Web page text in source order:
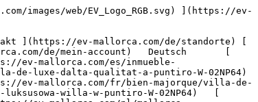
](https://ev-mallorca.com/de/gewerbeimmobilien?type%5B0%5D=14) 

 [ Neubauprojekt ](https://ev-mallorca.com/de/mallorca-neubauprojekt) 

 [ Über uns ](https://ev-mallorca.com/de/ueber-uns) 

 [ Über Mallorca ](https://ev-mallorca.com/de/ueber-mallorca) 

 [ Immobilie verkaufen ](https://ev-mallorca.com/de/immobilie-auf-mallorca-verkaufen) 

 [ Kontakt ](https://ev-mallorca.com/de/standorte) 

   [ Mein Account ](https://ev-mallorca.com/de/mein-account) 

 [   Call Us on +34 971 01 63 55   ](tel:+34971016355) 

             ![Hochwertige Luxusvilla in Puntiró-1](https://cdn.ev-mallorca.com/images/properties/1b65e35e-0952-4e1b-99dc-35e6104d30d5/348be226-c9a3-4857-abb0-bfdec826fece.jpg?crop=true&crop_gravity=northwest&format=webp&quality=80)  

         ![Hochwertige Luxusvilla in Puntiró-2](https://cdn.ev-mallorca.com/images/properties/1b65e35e-0952-4e1b-99dc-35e6104d30d5/ca7f79e0-3555-463f-84f3-58146a3ce71e.jpg?crop=true&crop_gravity=northwest&format=webp&quality=80)  

         ![Hochwertige Luxusvilla in Puntiró-3](https://cdn.ev-mallorca.com/images/properties/1b65e35e-0952-4e1b-99dc-35e6104d30d5/b4845c90-7480-47a0-b3c9-d04fa187428f.jpg?crop=true&crop_gravity=northwest&format=webp&quality=80)  

         ![Hochwertige Luxusvilla in Puntiró-4](https://cdn.ev-mallorca.com/images/properties/1b65e35e-0952-4e1b-99dc-35e6104d30d5/f7fe3cf0-5a4b-4a69-b0c9-11aa596af6d1.jpg?crop=true&crop_gravity=northwest&format=webp&quality=80)  

         ![Hochwertige Luxusvilla in Puntiró-5](https://cdn.ev-mallorca.com/images/properties/1b65e35e-0952-4e1b-99dc-35e6104d30d5/79fd7d5b-c7c7-4d77-bac9-5d0f95f4978e.jpg?crop=true&crop_gravity=northwest&format=webp&quality=80)  

         ![Hochwertige Luxusvilla in Puntiró-6](https://cdn.ev-mallorca.com/images/properties/1b65e35e-0952-4e1b-99dc-35e6104d30d5/d6ce80fd-7e56-445a-845a-d6273af14df4.jpg?crop=true&crop_gravity=northwest&format=webp&quality=80)  

         ![Hochwertige Luxusvilla in Puntiró-7](https://cdn.ev-mallorca.com/images/properties/1b65e35e-0952-4e1b-99dc-35e6104d30d5/50e0e825-5570-40d7-8304-9bd06304ccd4.jpg?crop=true&crop_gravity=northwest&format=webp&quality=80)  

         ![Hochwertige Luxusvilla in Puntiró-8](https://cdn.ev-mallorca.com/images/properties/1b65e35e-0952-4e1b-99dc-35e6104d30d5/17757e7f-c79f-4438-9a18-3d7f8b13192e.jpg?crop=true&crop_gravity=northwest&format=webp&quality=80)  

         ![Hochwertige Luxusvilla in Puntiró-9](https://cdn.ev-mallorca.com/images/properties/1b65e35e-0952-4e1b-99dc-35e6104d30d5/211aa4a6-c0de-41bf-9b41-589476f94a17.jpg?crop=true&crop_gravity=northwest&format=webp&quality=80)  

         ![Hochwertige Luxusvill